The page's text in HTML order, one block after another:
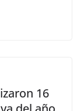
16